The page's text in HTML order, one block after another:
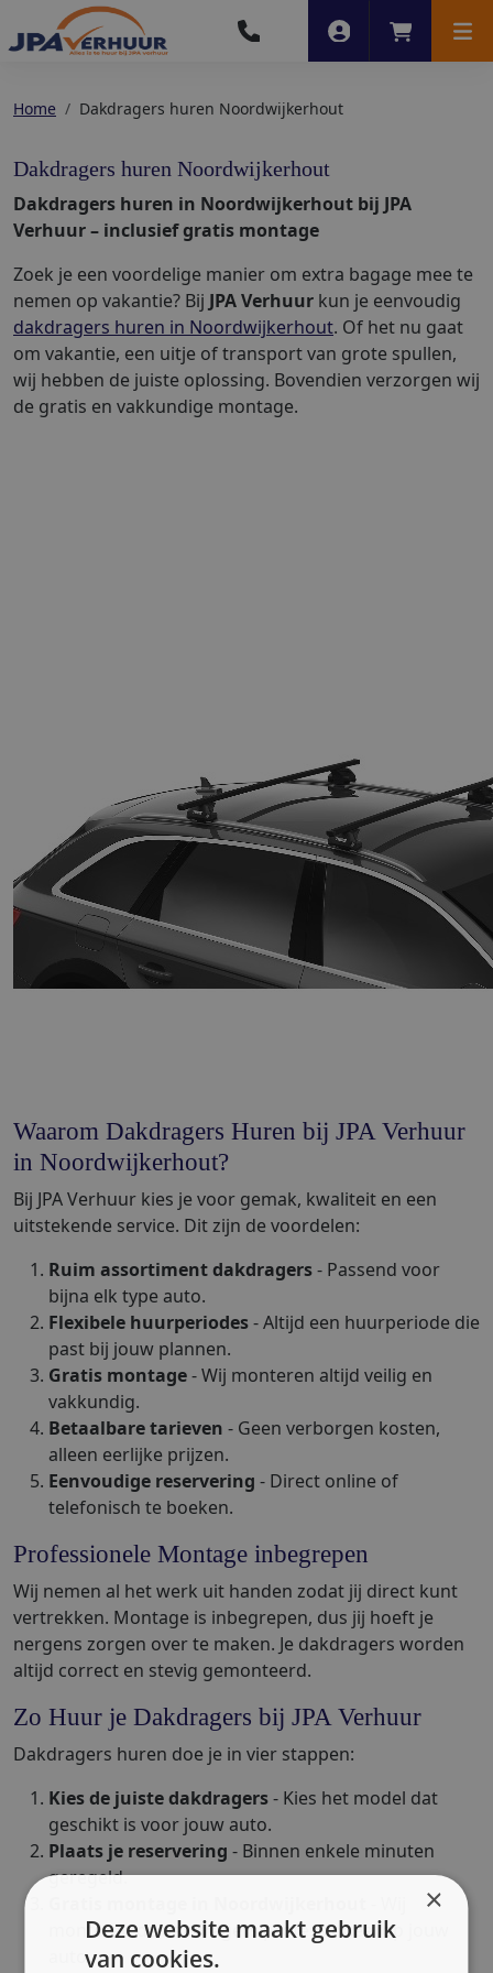
Account
Home Dakdragers huren Noordwijkerhout
Dakdragers huren Noordwijkerhout
Dakdragers huren in Noordwijkerhout bij JPA
Verhuur – inclusief gratis montage
Zoek je een voordelige manier om extra bagage mee te
nemen op vakantie? Bij JPA Verhuur kun je eenvoudig
dakdragers huren in Noordwijkerhout. Of het nu gaat
om vakantie, een uitje of transport van grote spullen,
wij hebben de juiste oplossing. Bovendien verzorgen wij
de gratis en vakkundige montage.
Waarom Dakdragers Huren bij JPA Verhuur
in Noordwijkerhout?
Bij JPA Verhuur kies je voor gemak, kwaliteit en een
uitstekende service. Dit zijn de voordelen:
Ruim assortiment dakdragers- Passend voor
bijna elk type auto.
Flexibele huurperiodes- Altijd een huurperiode die
past bij jouw plannen.
Gratis montage- Wij monteren altijd veilig en
vakkundig.
Betaalbare tarieven - Geen verborgen kosten,
alleen eerlijke prijzen.
Eenvoudige reservering - Direct online of
telefonisch te boeken.
Professionele Montage inbegrepen
Wij nemen al het werk uit handen zodat jij direct kunt
vertrekken. Montage is inbegrepen, dus jij hoeft je
nergens zorgen over te maken. Je dakdragers worden
altijd correct en stevig gemonteerd.
Zo Huur je Dakdragers bij JPA Verhuur
Dakdragers huren doe je in vier stappen:
Kies de juiste dakdragers- Kies het model dat
geschikt is voor jouw auto.
Plaats je reservering - Binnen enkele minuten
geregeld.
monteren de dakdragers professioneel op jouw
auto.
×
Deze website maakt gebruik
van cookies.